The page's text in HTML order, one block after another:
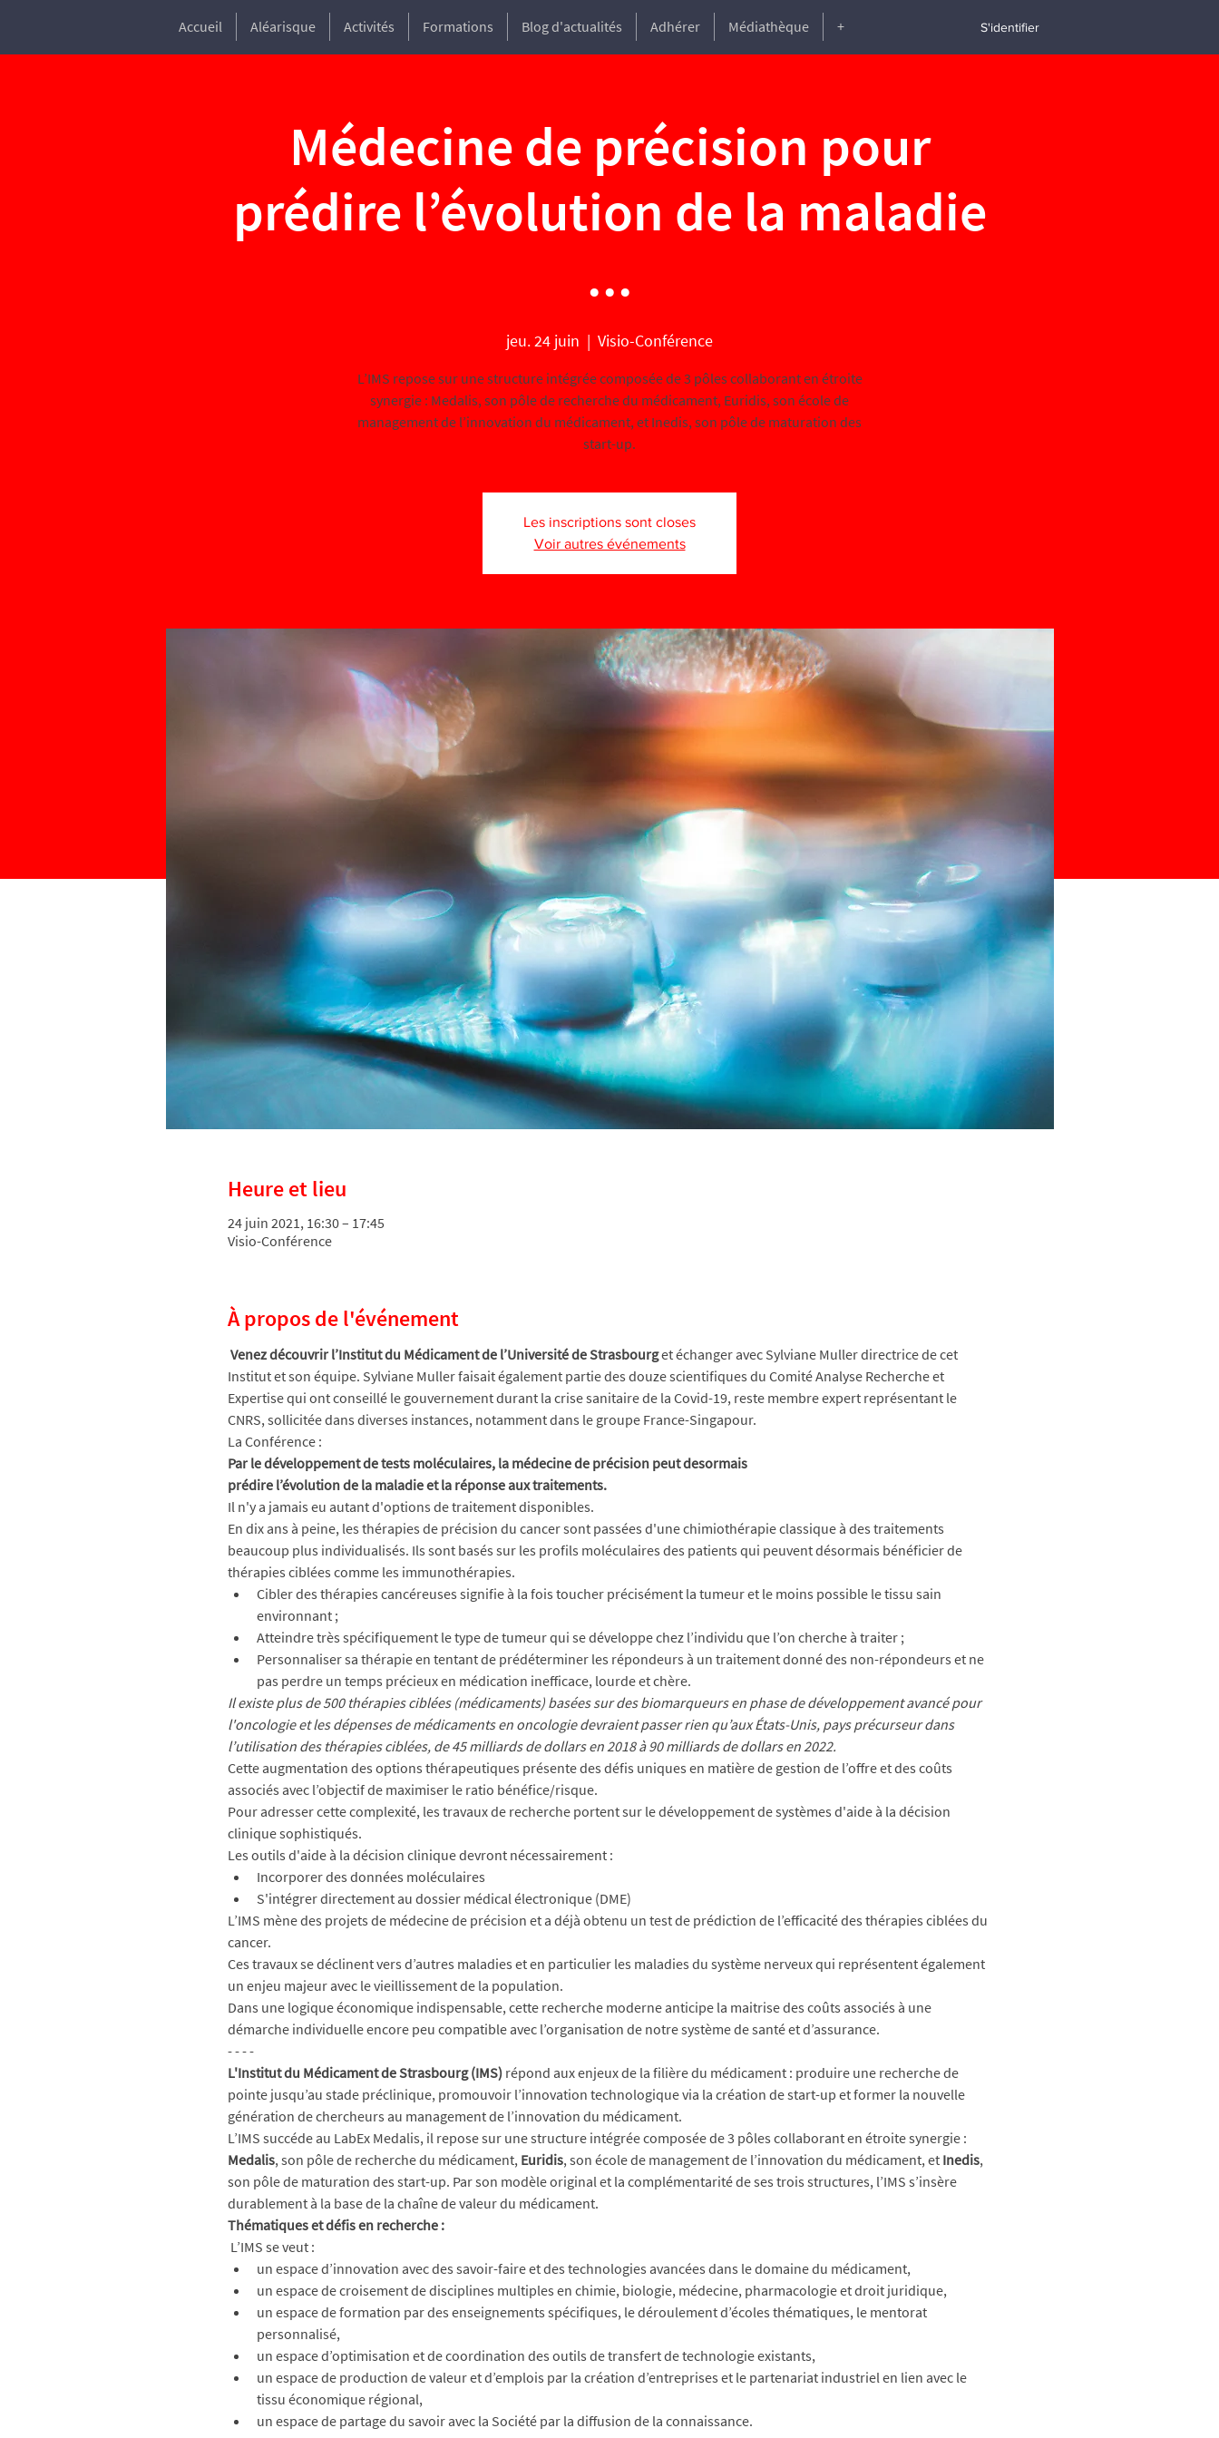
Accueil Aléarisque Activités Formations Blog d'actualités Adhérer Médiathèque + S'identifier
Médecine de précision pour
prédire l’évolution de la maladie
...
jeu. 24 juin
  |
Visio-Conférence
L’IMS repose sur une structure intégrée composée de 3 pôles collaborant en étroite
synergie : Medalis, son pôle de recherche du médicament, Euridis, son école de
management de l’innovation du médicament, et Inedis, son pôle de maturation des
start-up.
Les inscriptions sont closes
Voir autres événements
Heure et lieu
24 juin 2021, 16:30 – 17:45
Visio-Conférence
À propos de l'événement
Venez découvrir l’Institut du Médicament de l’Université de Strasbourg et échanger avec Sylviane Muller directrice de cet
Institut et son équipe. Sylviane Muller faisait également partie des douze scientifiques du Comité Analyse Recherche et
Expertise qui ont conseillé le gouvernement durant la crise sanitaire de la Covid-19, reste membre expert représentant le
CNRS, sollicitée dans diverses instances, notamment dans le groupe France-Singapour.
La Conférence :
Par le développement de tests moléculaires, la médecine de précision peut desormais
prédire l’évolution de la maladie et la réponse aux traitements.
Il n'y a jamais eu autant d'options de traitement disponibles.
En dix ans à peine, les thérapies de précision du cancer sont passées d'une chimiothérapie classique à des traitements
beaucoup plus individualisés. Ils sont basés sur les profils moléculaires des patients qui peuvent désormais bénéficier de
thérapies ciblées comme les immunothérapies.
Cibler des thérapies cancéreuses signifie à la fois toucher précisément la tumeur et le moins possible le tissu sain
environnant ;
Atteindre très spécifiquement le type de tumeur qui se développe chez l’individu que l’on cherche à traiter ;
Personnaliser sa thérapie en tentant de prédéterminer les répondeurs à un traitement donné des non-répondeurs et ne
pas perdre un temps précieux en médication inefficace, lourde et chère.
Il existe plus de 500 thérapies ciblées (médicaments) basées sur des biomarqueurs en phase de développement avancé pour
l'oncologie et les dépenses de médicaments en oncologie devraient passer rien qu’aux États-Unis, pays précurseur dans
l’utilisation des thérapies ciblées, de 45 milliards de dollars en 2018 à 90 milliards de dollars en 2022.
Cette augmentation des options thérapeutiques présente des défis uniques en matière de gestion de l’offre et des coûts
associés avec l’objectif de maximiser le ratio bénéfice/risque.
Pour adresser cette complexité, les travaux de recherche portent sur le développement de systèmes d'aide à la décision
clinique sophistiqués.
Les outils d'aide à la décision clinique devront nécessairement :
Incorporer des données moléculaires
S'intégrer directement au dossier médical électronique (DME)
L’IMS mène des projets de médecine de précision et a déjà obtenu un test de prédiction de l’efficacité des thérapies ciblées du
cancer.
Ces travaux se déclinent vers d’autres maladies et en particulier les maladies du système nerveux qui représentent également
un enjeu majeur avec le vieillissement de la population.
Dans une logique économique indispensable, cette recherche moderne anticipe la maitrise des coûts associés à une
démarche individuelle encore peu compatible avec l’organisation de notre système de santé et d’assurance.
- - - -
L'Institut du Médicament de Strasbourg (IMS) répond aux enjeux de la filière du médicament : produire une recherche de
pointe jusqu’au stade préclinique, promouvoir l’innovation technologique via la création de start-up et former la nouvelle
génération de chercheurs au management de l’innovation du médicament.
L’IMS succéde au LabEx Medalis, il repose sur une structure intégrée composée de 3 pôles collaborant en étroite synergie :
Medalis, son pôle de recherche du médicament, Euridis, son école de management de l’innovation du médicament, et Inedis,
son pôle de maturation des start-up. Par son modèle original et la complémentarité de ses trois structures, l’IMS s’insère
durablement à la base de la chaîne de valeur du médicament.
Thématiques et défis en recherche :
L’IMS se veut :
un espace d’innovation avec des savoir-faire et des technologies avancées dans le domaine du médicament,
un espace de croisement de disciplines multiples en chimie, biologie, médecine, pharmacologie et droit juridique,
un espace de formation par des enseignements spécifiques, le déroulement d’écoles thématiques, le mentorat
personnalisé,
un espace d’optimisation et de coordination des outils de transfert de technologie existants,
un espace de production de valeur et d’emplois par la création d’entreprises et le partenariat industriel en lien avec le
tissu économique régional,
un espace de partage du savoir avec la Société par la diffusion de la connaissance.